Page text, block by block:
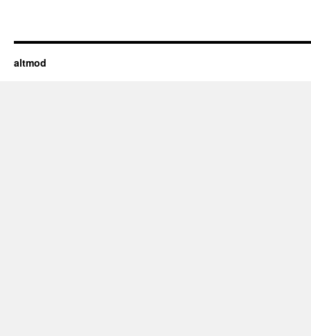
altmod